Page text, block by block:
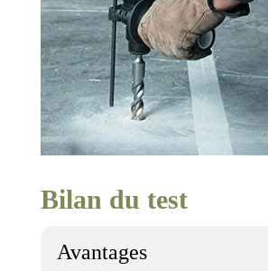
Bilan du test
Avantages